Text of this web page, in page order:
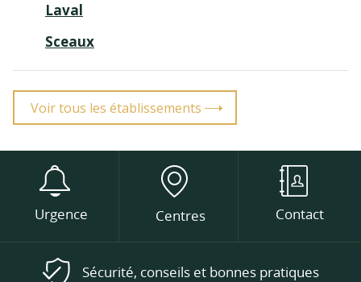
Laval
Sceaux
Voir tous les établissements
Urgence Centres Contact
Sécurité, conseils et bonnes pratiques